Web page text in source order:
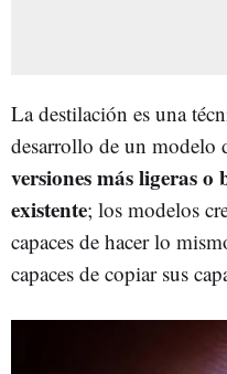
La destilación es una
desarrollo de un
versiones más ligeras
existente; los modelos
capaces de hacer lo
capaces de copiar sus